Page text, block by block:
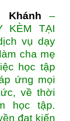
Khánh –
KÈM TẠI
vụ dạy
cha mẹ
học tập
ứng mọi
về thời
học tập.
đạt kiến